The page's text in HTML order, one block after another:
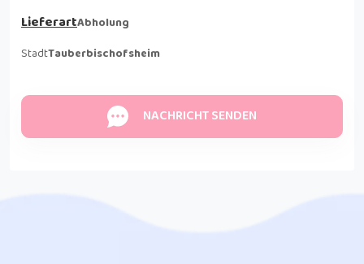
LieferartAbholung
StadtTauberbischofsheim
NACHRICHT SENDEN